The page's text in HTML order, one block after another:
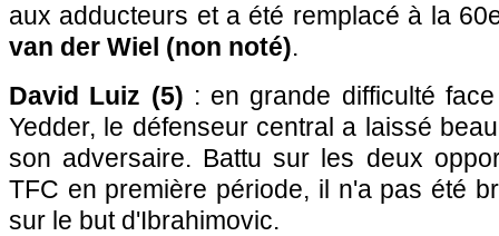
aux adducteurs et a été remplacé à la
van der Wiel (non noté).
David Luiz (5) : en grande difficulté
Yedder, le défenseur central a laissé
son adversaire. Battu sur les deux
TFC en première période, il n'a pas été
sur le but d'Ibrahimovic.